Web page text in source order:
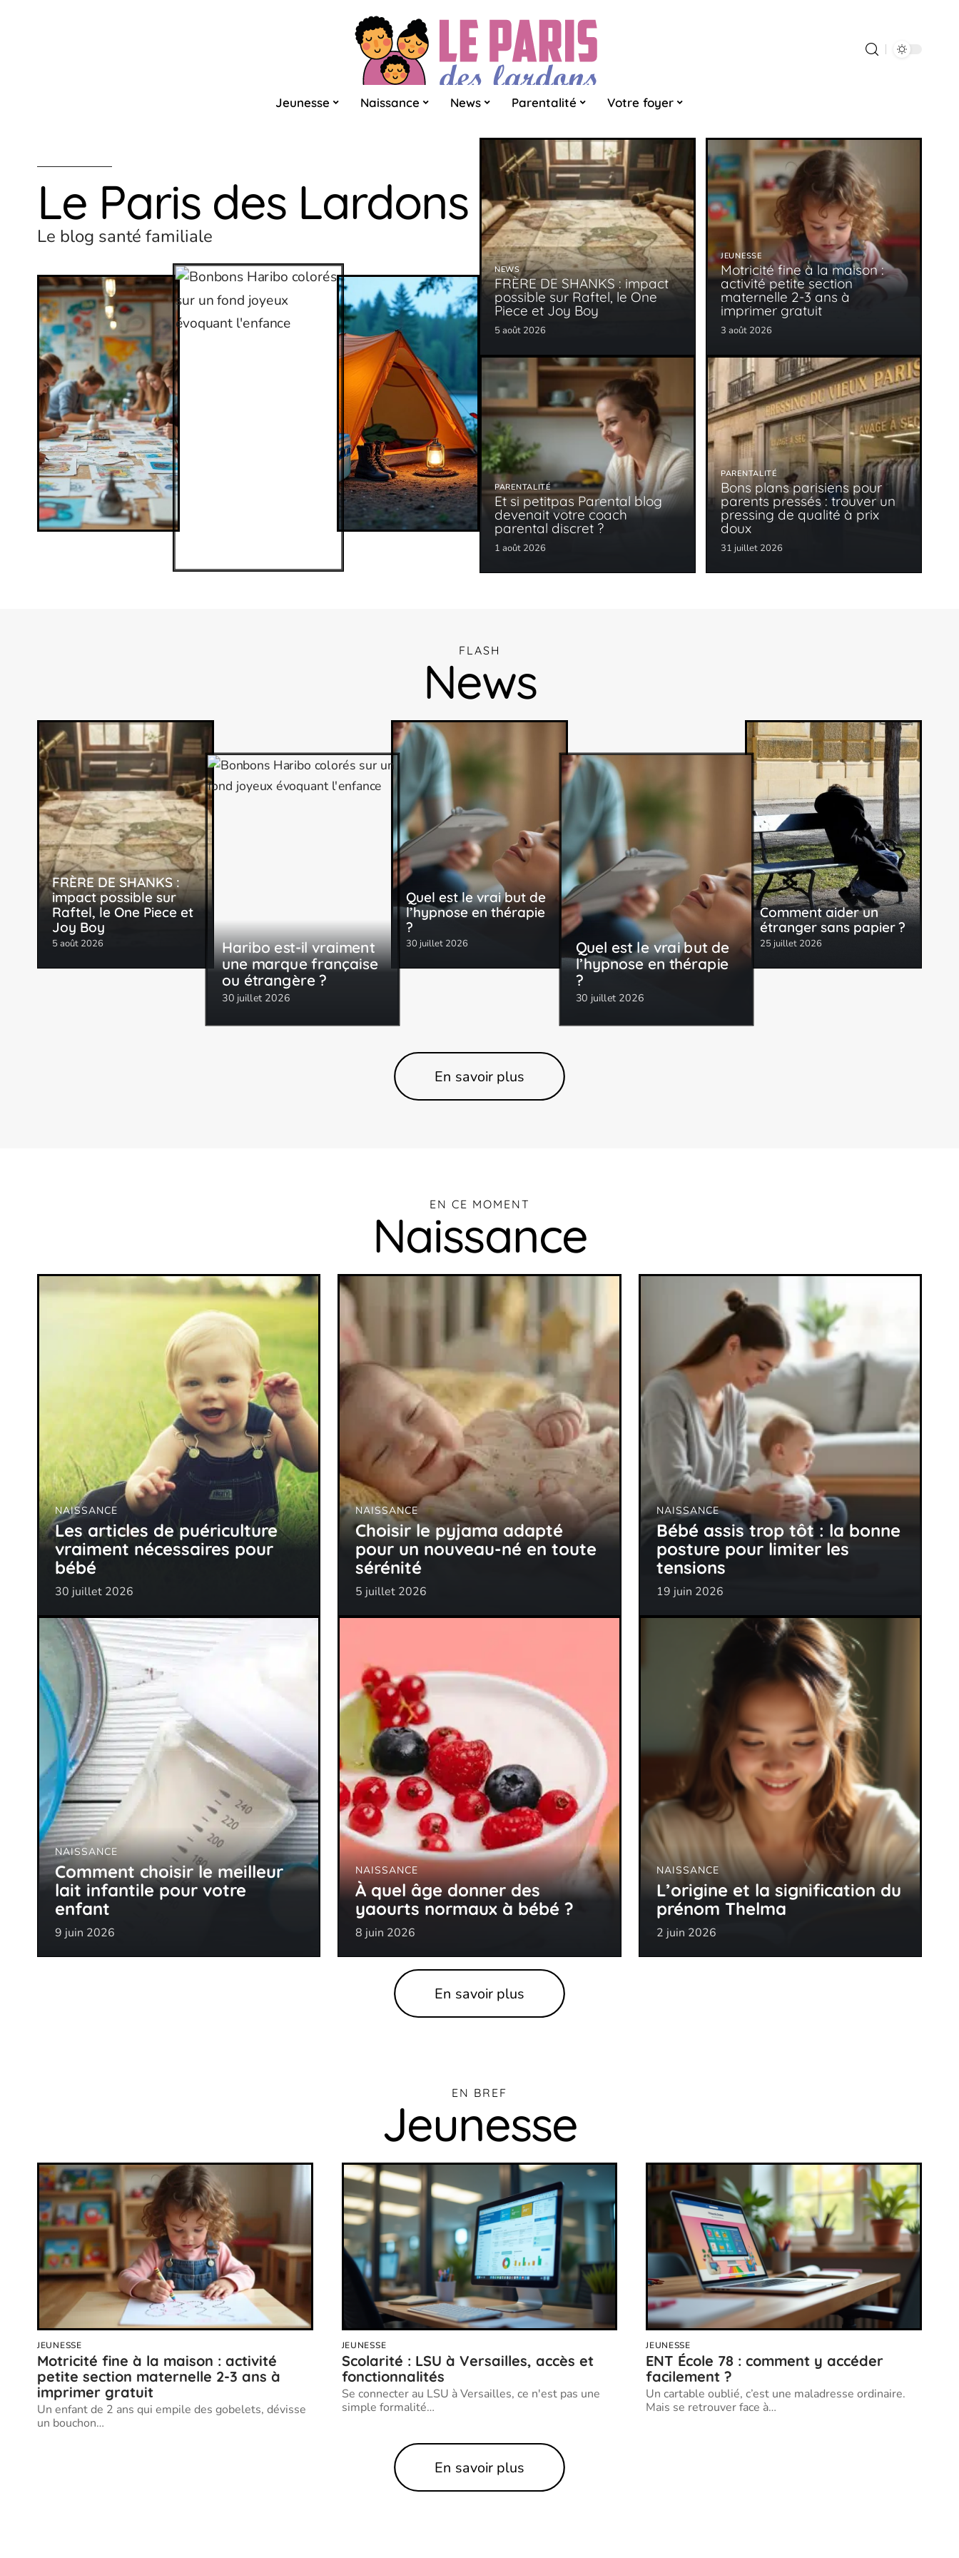
Jeunesse Naissance News Parentalité Votre foyer
Le Paris des Lardons
Le blog santé familiale
NEWS
FRÈRE DE SHANKS : impact
possible sur Raftel, le One
Piece et Joy Boy
5 août 2026
JEUNESSE
Motricité fine à la maison :
activité petite section
maternelle 2-3 ans à
imprimer gratuit
3 août 2026
PARENTALITÉ
Et si petitpas Parental blog
devenait votre coach
parental discret ?
1 août 2026
PARENTALITÉ
Bons plans parisiens pour
parents pressés : trouver un
pressing de qualité à prix
doux
31 juillet 2026
FLASH
News
FRÈRE DE SHANKS :
impact possible sur
Raftel, le One Piece et
Joy Boy
5 août 2026 Haribo est-il vraiment
une marque française
ou étrangère ?
30 juillet 2026
Quel est le vrai but de
l’hypnose en thérapie
?
30 juillet 2026 Quel est le vrai but de
l’hypnose en thérapie
?
30 juillet 2026
Comment aider un
étranger sans papier ?
25 juillet 2026
En savoir plus
EN CE MOMENT
Naissance
NAISSANCE
Les articles de puériculture
vraiment nécessaires pour
bébé
30 juillet 2026
NAISSANCE
Choisir le pyjama adapté
pour un nouveau-né en toute
sérénité
5 juillet 2026
NAISSANCE
Bébé assis trop tôt : la bonne
posture pour limiter les
tensions
19 juin 2026
NAISSANCE
Comment choisir le meilleur
lait infantile pour votre
enfant
9 juin 2026
NAISSANCE
À quel âge donner des
yaourts normaux à bébé ?
8 juin 2026
NAISSANCE
L’origine et la signification du
prénom Thelma
2 juin 2026
En savoir plus
EN BREF
Jeunesse
JEUNESSE
Motricité fine à la maison : activité
petite section maternelle 2-3 ans à
imprimer gratuit
Un enfant de 2 ans qui empile des gobelets, dévisse
un bouchon…
JEUNESSE
Scolarité : LSU à Versailles, accès et
fonctionnalités
Se connecter au LSU à Versailles, ce n'est pas une
simple formalité…
JEUNESSE
ENT École 78 : comment y accéder
facilement ?
Un cartable oublié, c’est une maladresse ordinaire.
Mais se retrouver face à…
En savoir plus